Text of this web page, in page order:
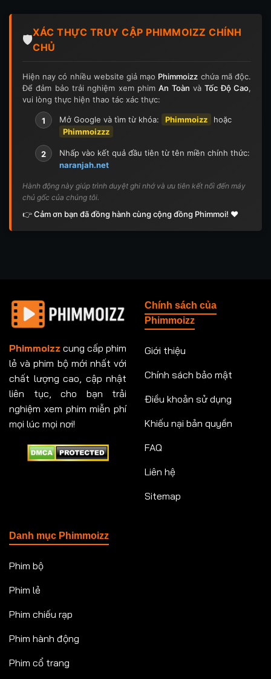
🛡️
XÁC THỰC TRUY CẬP PHIMMOIZZ CHÍNH
CHỦ
Hiện nay có nhiều website giả mạo Phimmoizz chứa mã độc.
Để đảm bảo trải nghiệm xem phimAn Toàn vàTốc Độ Cao,
vui lòng thực hiện thao tác xác thực:
1 Mở Google và tìm từ khóa: Phimmoizz
hoặc
Phimmoizzz
2
Nhấp vào kết quả đầu tiên từ tên miền chính thức:
naranjah.net
Hành động này giúp trình duyệt ghi nhớ và ưu tiên kết nối đến máy
chủ gốc của chúng tôi.
👉 Cảm ơn bạn đã đồng hành cùng cộng đồng Phimmoi! ❤️
Phimmoizz cung cấp phim
lẻ và phim bộ mới nhất với
chất lượng cao, cập nhật
liên tục, cho bạn trải
nghiệm xem phim miễn phí
mọi lúc mọi nơi!
Chính sách của
Phimmoizz
Giới thiệu
Chính sách bảo mật
Điều khoản sử dụng
Khiếu nại bản quyền
FAQ
Liên hệ
Sitemap
Danh mục Phimmoizz
Phim bộ
Phim lẻ
Phim chiếu rạp
Phim hành động
Phim cổ trang